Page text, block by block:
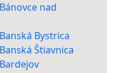
nad
Bystrica
Štiavnica